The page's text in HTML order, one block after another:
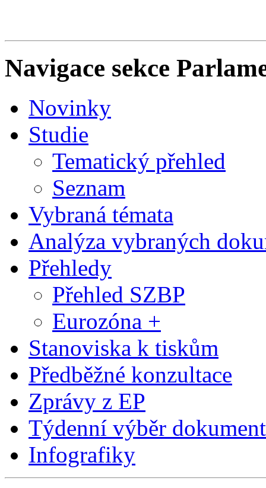
Navigace sekce
Novinky
Studie
Tematický přehled
Seznam
Vybraná témata
Analýza vybraných
Přehledy
Přehled SZBP
Eurozóna +
Stanoviska k tiskům
Předběžné konzultace
Zprávy z EP
Týdenní výběr
Infografiky